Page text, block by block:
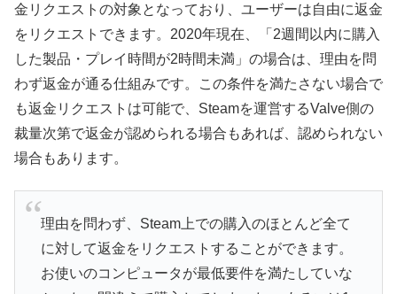
金リクエストの対象となっており、ユーザーは自由に返金
をリクエストできます。2020年現在、「2週間以内に購入
した製品・プレイ時間が2時間未満」の場合は、理由を問
わず返金が通る仕組みです。この条件を満たさない場合で
も返金リクエストは可能で、Steamを運営するValve側の
裁量次第で返金が認められる場合もあれば、認められない
場合もあります。
理由を問わず、Steam上での購入のほとんど全て
に対して返金をリクエストすることができます。
お使いのコンピュータが最低要件を満たしていな